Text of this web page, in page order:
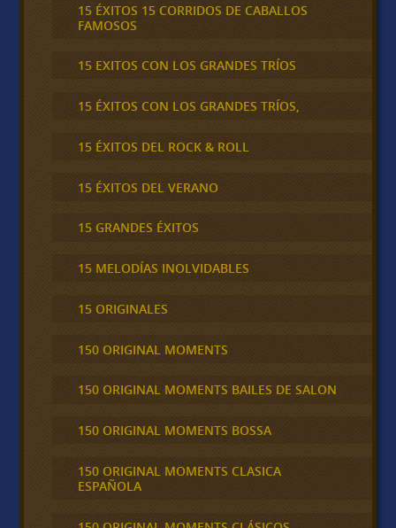
15 ÉXITOS 15 CORRIDOS DE CABALLOS
FAMOSOS
15 EXITOS CON LOS GRANDES TRÍOS
15 ÉXITOS CON LOS GRANDES TRÍOS,
15 ÉXITOS DEL ROCK & ROLL
15 ÉXITOS DEL VERANO
15 GRANDES ÉXITOS
15 MELODÍAS INOLVIDABLES
15 ORIGINALES
150 ORIGINAL MOMENTS
150 ORIGINAL MOMENTS BAILES DE SALON
150 ORIGINAL MOMENTS BOSSA
150 ORIGINAL MOMENTS CLASICA
ESPAÑOLA